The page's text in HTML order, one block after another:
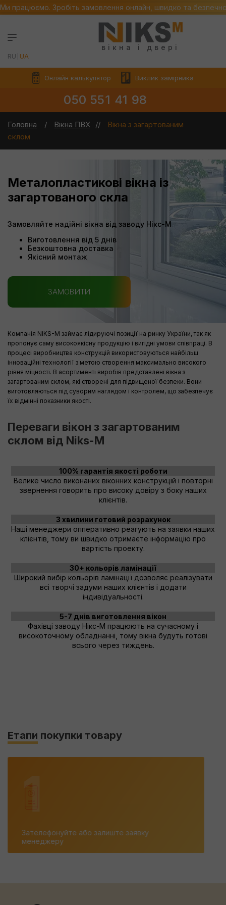
Ми працюємо. Зробіть замовлення онлайн, швидко та
вікна і двері
RU UA
Онлайн калькулятор Виклик замірника
050 551 41 98
Головна Вікна ПВХ
Вікна з загартованим
склом
Металопластикові вікна із
загартованого скла
Замовляйте надійні вікна від заводу Нікс-М
Виготовлення від 5 днів
Безкоштовна доставка
Якісний монтаж
ЗАМОВИТИ
Компанія NIKS-M займає лідируючі позиції на ринку України, так як
пропонує саму високоякісну продукцію і вигідні умови співпраці. В
процесі виробництва конструкцій використовуються найбільш
інноваційні технології з метою створення максимально високого
рівня міцності. В асортименті виробів представлені вікна з
загартованим склом, які створені для підвищеної безпеки. Вони
виготовляються під суворим наглядом і контролем, що забезпечує
їх відмінні показники якості.
Переваги вікон з загартованим
склом від Niks-M
Велике число виконаних віконних конструкцій і повторні
звернення говорить про високу довіру з боку наших
клієнтів.
Наші менеджери опперативно реагують на заявки наших
клієнтів, тому ви швидко отримаєте інформацію про
вартість проекту.
Широкий вибір кольорів ламінації дозволяє реалізувати
всі творчі задуми наших клієнтів і додати
індивідуальності.
Фахівці заводу Нікс-М працюють на сучасному і
високоточному обладнанні, тому вікна будуть готові
всього через тиждень.
Етапи покупки товару
1
Зателефонуйте або залиште заявку
менеджеру